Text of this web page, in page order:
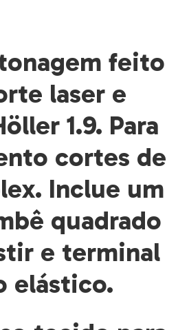
feito
laser e
1.9. Para
cortes de
Inclue um
quadrado
e terminal
elástico.